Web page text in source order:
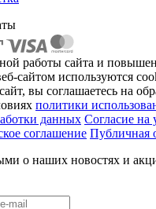
работы сайта и
сайтом используются
вы соглашаетесь на
политики
данных Согласие на
соглашение Публичная
о наших новостях и